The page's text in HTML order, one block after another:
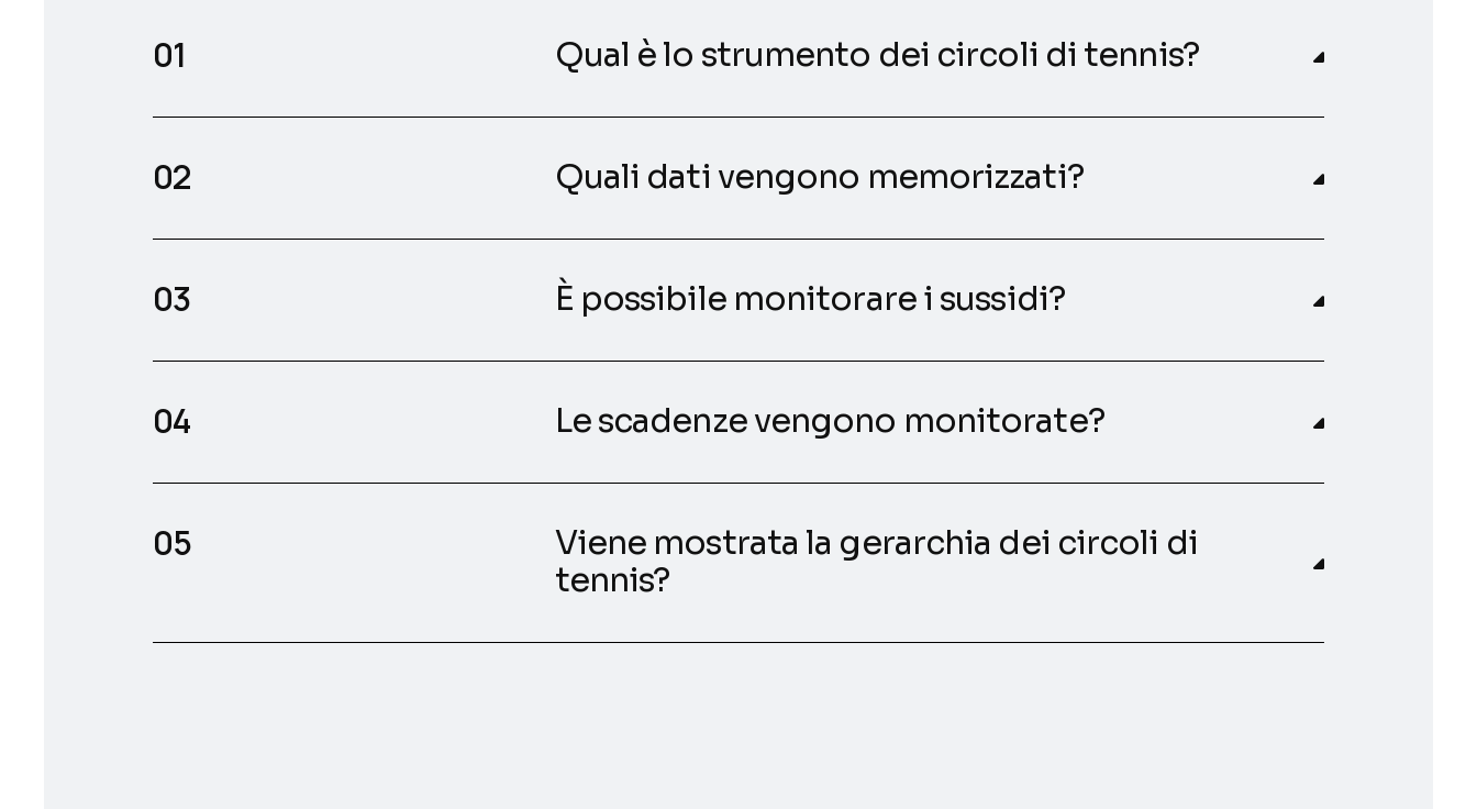
Qual è lo strumento dei circoli di tennis?
Quali dati vengono memorizzati?
È possibile monitorare i sussidi?
Le scadenze vengono monitorate?
Viene mostrata la gerarchia dei circoli di
tennis?